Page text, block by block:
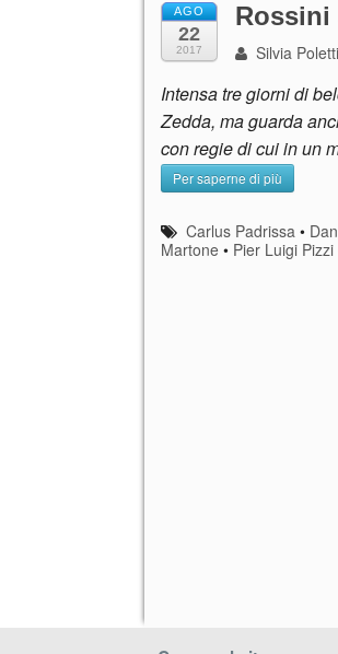
AGO
22
2017
Rossini
Silvia Poletti
Intensa tre giorni di
Zedda, ma guarda
con regie di cui in un
Per saperne di più
Carlus Padrissa •
Martone • Pier Luigi Pizzi